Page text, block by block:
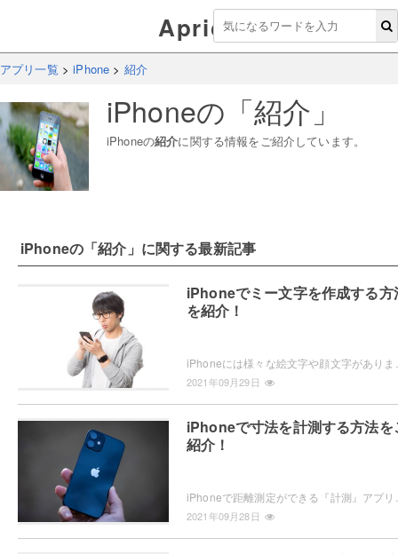
Aprico
アプリ一覧 >iPhone > 紹介
iPhoneの「紹介 」
iPhoneの紹介に関する情報をご紹介しています。
iPhoneの「紹介 」に関する最新記事
iPhoneでミー文字を作成する方
を紹介！
2021年09月29日
iPhoneで寸法を計測する方法を
紹介！
2021年09月28日